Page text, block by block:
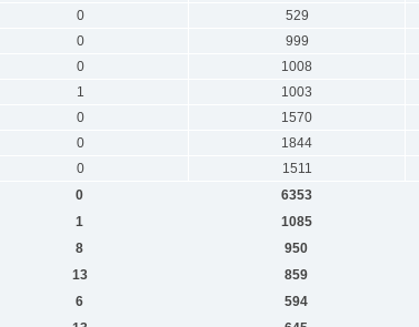
0 529
0 999
0 1008
1 1003
0 1570
0 1844
0 1511
0 6353
1 1085
8 950
13 859
6 594